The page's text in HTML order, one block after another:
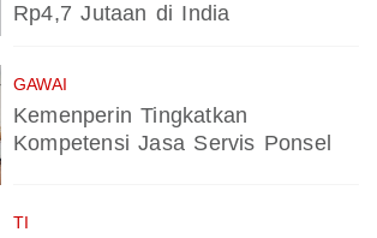
Rp4,7 Jutaan di India
GAWAI
Kemenperin Tingkatkan
Kompetensi Jasa Servis Ponsel
TI